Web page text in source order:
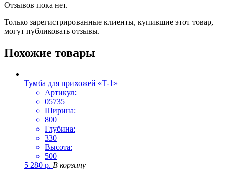
Отзывов пока нет.
Только зарегистрированные клиенты, купившие этот товар,
могут публиковать отзывы.
Похожие товары
Тумба для прихожей «Т-1»
Артикул:
05735
Ширина:
800
Глубина:
330
Высота:
500
5 280 р. В корзину